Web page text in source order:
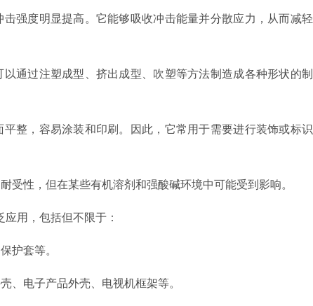
强度明显提高。它能够吸收冲击能量并分散应力，从而减轻
通过注塑成型、挤出成型、吹塑等方法制造成各种形状的制
整，容易涂装和印刷。因此，它常用于需要进行装饰或标识
受性，但在某些有机溶剂和强酸碱环境中可能受到影响。
用，包括但不限于：
护套等。
、电子产品外壳、电视机框架等。